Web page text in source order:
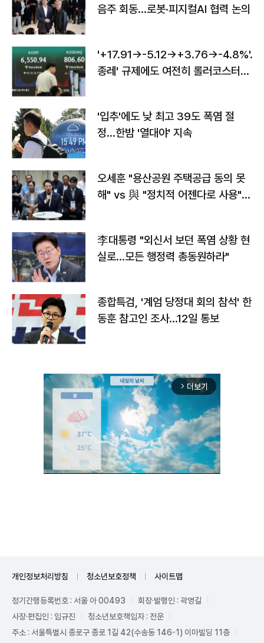
음주 회동…로봇·피지컬AI 협력 논의
'+17.91→-5.12→+3.76→-4.8%'…'
종레' 규제에도 여전히 롤러코스터
'입추'에도 낮 최고 39도 폭염 절
정…한밤 '열대야' 지속
오세훈 "용산공원 주택공급 동의 못
해" vs 與 "정치적 어젠다로 사용"
李대통령 "외신서 보던 폭염 상황 현
실로…모든 행정력 총동원하라"
종합특검, '계엄 당정대 회의 참석' 한
동훈 참고인 조사...12일 통보
arrow_forward_ios 더보기
개인정보처리방침 청소년보호정책 사이트맵
정기간행등록번호 : 서울 아 00493
회장·발행인 : 곽영길
사장·편집인 : 임규진
청소년보호책임자 : 전운
주소 : 서울특별시 종로구 종로 1길 42(수송동 146-1) 이마빌딩 11층